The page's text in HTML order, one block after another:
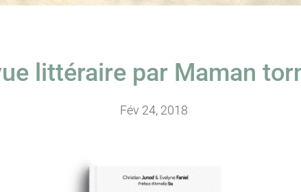
littéraire par Maman
Fév 24, 2018